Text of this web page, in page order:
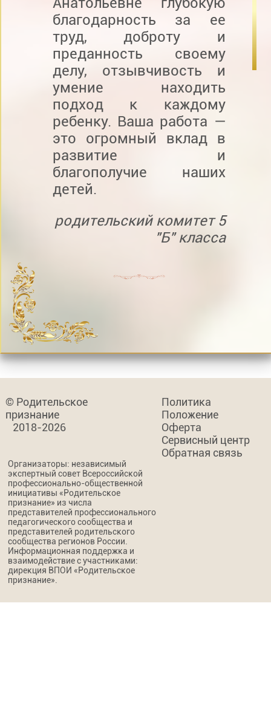
благодарность за ее
труд, доброту и
преданность своему
делу, отзывчивость и
умение находить
подход к каждому
ребенку. Ваша работа —
это огромный вклад в
развитие и
благополучие наших
детей.
родительский комитет 5
"Б" класса
© Родительское
признание
2018-2026
Политика
Положение
Оферта
Сервисный центр
Обратная связь
Организаторы: независимый
экспертный совет Всероссийской
профессионально-общественной
инициативы «Родительское
признание» из числа
представителей профессионального
педагогического сообщества и
представителей родительского
сообщества регионов России.
Информационная поддержка и
взаимодействие с участниками:
дирекция ВПОИ «Родительское
признание».